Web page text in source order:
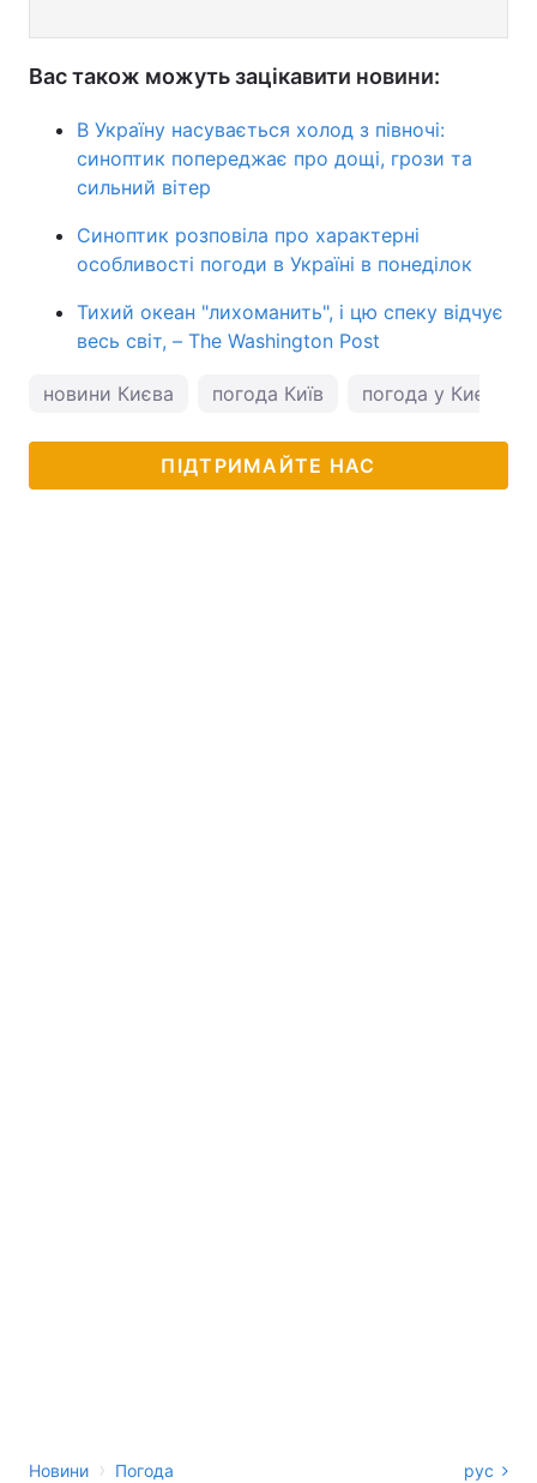
Вас також можуть зацікавити новини:
В Україну насувається холод з півночі:
синоптик попереджає про дощі, грози та
сильний вітер
Синоптик розповіла про характерні
особливості погоди в Україні в понеділок
Тихий океан "лихоманить", і цю спеку відчує
весь світ, – The Washington Post
новини Києва погода Київ погода у Києві
ПІДТРИМАЙТЕ НАС
Новини › Погода рус